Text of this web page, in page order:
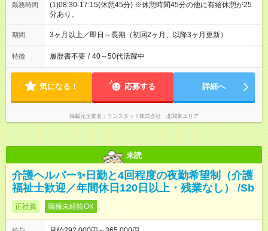
勤務時間
(1)08:30-17:15(休憩45分) ※休憩時間45分の他に有給休憩が25
分あり。
期間 3ヶ月以上／即日～長期（初回2ヶ月、以降3ヶ月更新）
特徴 履歴書不要 / 40～50代活躍中
気になる！ 応募する 詳細へ
掲載元企業名 ランスタッド株式会社 北関東エリア
未読
介護ヘルパー✨日勤と4回程度の夜勤希望制（介護
福祉士歓迎／年間休日120日以上・残業なし） /Sb
正社員 職種未経験OK